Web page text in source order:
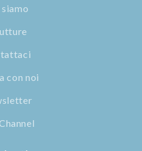
con noi